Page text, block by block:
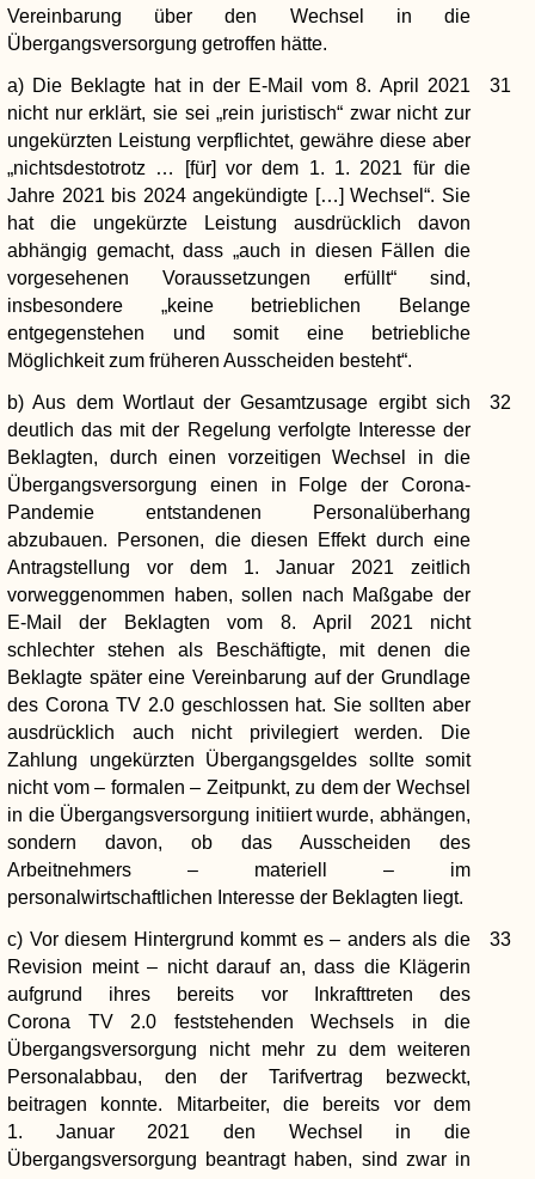
Vereinbarung über den Wechsel in die
Übergangsversorgung getroffen hätte.
31
a) Die Beklagte hat in der E-Mail vom 8. April 2021
nicht nur erklärt, sie sei „rein juristisch“ zwar nicht zur
ungekürzten Leistung verpflichtet, gewähre diese aber
„nichtsdestotrotz … [für] vor dem 1. 1. 2021 für die
Jahre 2021 bis 2024 angekündigte […] Wechsel“. Sie
hat die ungekürzte Leistung ausdrücklich davon
abhängig gemacht, dass „auch in diesen Fällen die
vorgesehenen Voraussetzungen erfüllt“ sind,
insbesondere „keine betrieblichen Belange
entgegenstehen und somit eine betriebliche
Möglichkeit zum früheren Ausscheiden besteht“.
32
b) Aus dem Wortlaut der Gesamtzusage ergibt sich
deutlich das mit der Regelung verfolgte Interesse der
Beklagten, durch einen vorzeitigen Wechsel in die
Übergangsversorgung einen in Folge der Corona-
Pandemie entstandenen Personalüberhang
abzubauen. Personen, die diesen Effekt durch eine
Antragstellung vor dem 1. Januar 2021 zeitlich
vorweggenommen haben, sollen nach Maßgabe der
E-Mail der Beklagten vom 8. April 2021 nicht
schlechter stehen als Beschäftigte, mit denen die
Beklagte später eine Vereinbarung auf der Grundlage
des Corona TV 2.0 geschlossen hat. Sie sollten aber
ausdrücklich auch nicht privilegiert werden. Die
Zahlung ungekürzten Übergangsgeldes sollte somit
nicht vom – formalen – Zeitpunkt, zu dem der Wechsel
in die Übergangsversorgung initiiert wurde, abhängen,
sondern davon, ob das Ausscheiden des
Arbeitnehmers – materiell – im
personalwirtschaftlichen Interesse der Beklagten liegt.
33
c) Vor diesem Hintergrund kommt es – anders als die
Revision meint – nicht darauf an, dass die Klägerin
aufgrund ihres bereits vor Inkrafttreten des
Corona TV 2.0 feststehenden Wechsels in die
Übergangsversorgung nicht mehr zu dem weiteren
Personalabbau, den der Tarifvertrag bezweckt,
beitragen konnte. Mitarbeiter, die bereits vor dem
1. Januar 2021 den Wechsel in die
Übergangsversorgung beantragt haben, sind zwar in